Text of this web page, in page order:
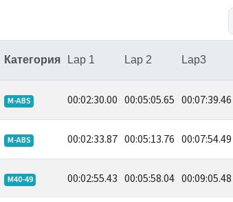
Категория Lap 1 Lap 2 Lap3
M-ABS 00:02:30.00 00:05:05.65 00:07:39.46
M-ABS 00:02:33.87 00:05:13.76 00:07:54.49
M40-49 00:02:55.43 00:05:58.04 00:09:05.48